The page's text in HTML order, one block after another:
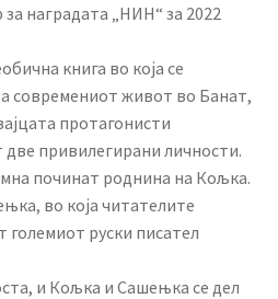
наградата „НИН“ за 2022
книга во која се
современиот живот во Банат,
протагонисти
две привилегирани личности.
починат роднина на Кољка.
во која читателите
големиот руски писател
и Кољка и Сашењка се дел